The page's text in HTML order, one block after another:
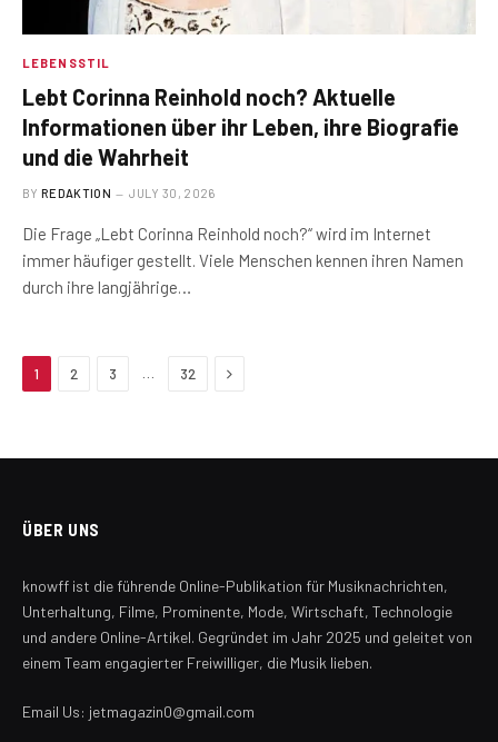
LEBENSSTIL
Lebt Corinna Reinhold noch? Aktuelle
Informationen über ihr Leben, ihre Biografie
und die Wahrheit
BY REDAKTION JULY 30, 2026
Die Frage „Lebt Corinna Reinhold noch?“ wird im Internet
immer häufiger gestellt. Viele Menschen kennen ihren Namen
durch ihre langjährige…
1 2 3 32 Next
ÜBER UNS
knowff ist die führende Online-Publikation für Musiknachrichten,
Unterhaltung, Filme, Prominente, Mode, Wirtschaft, Technologie
und andere Online-Artikel. Gegründet im Jahr 2025 und geleitet von
einem Team engagierter Freiwilliger, die Musik lieben.
Email Us: jetmagazin0@gmail.com